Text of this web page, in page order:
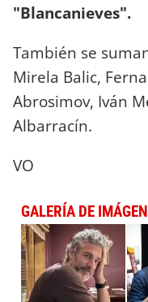
"Blancanieves".
También se
Mirela Balic,
Abrosimov, Iván
Albarracín.
VO
GALERÍA DE